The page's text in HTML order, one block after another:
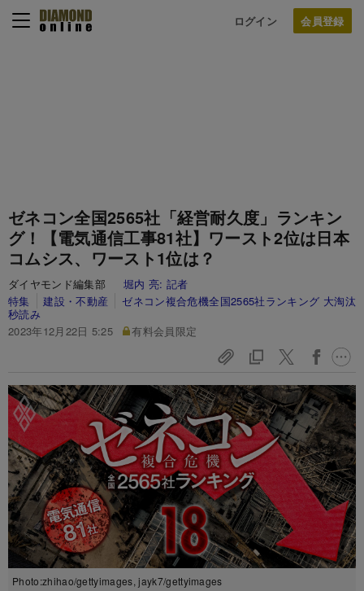
ログイン
ゼネコン全国2565社「経営耐久度」ランキン
グ！【電気通信工事81社】ワースト2位は日本
コムシス、ワースト1位は？
ダイヤモンド編集部 堀内 亮: 記者
特集
建設・不動産
ゼネコン複合危機全国2565社ランキング 大淘汰
秒読み
2023年12月22日 5:25
有料会員限定
Photo:zhihao/gettyimages, jayk7/gettyimages